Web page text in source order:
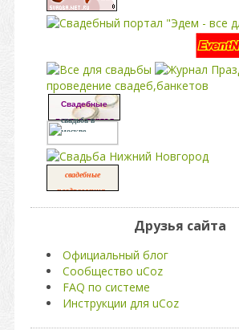
проведение свадеб,банкетов
Свадебные
платья портал
свадьба в
москве
свадебные
поздравления,
свадьба
Друзья сайта
Официальный блог
Сообщество uCoz
FAQ по системе
Инструкции для uCoz